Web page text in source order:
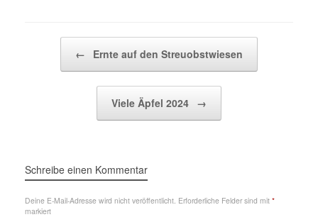
← Ernte auf den Streuobstwiesen
Viele Äpfel 2024 →
Schreibe einen Kommentar
Deine E-Mail-Adresse wird nicht veröffentlicht. Erforderliche Felder sind mit *
markiert